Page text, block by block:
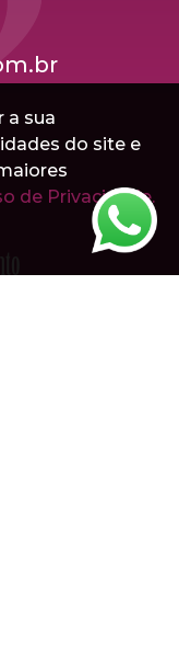
a sua
do site e
de Privacidade.